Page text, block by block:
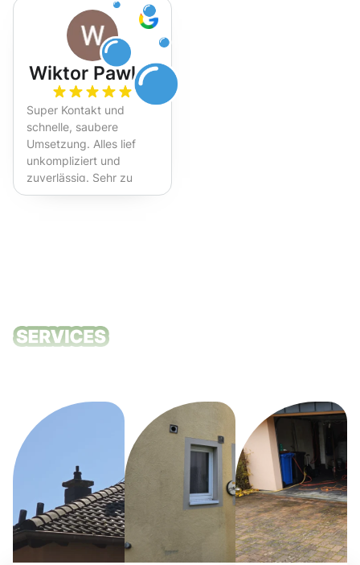
Wiktor Pawlak
Super Kontakt und
schnelle, saubere
Umsetzung. Alles lief
unkompliziert und
zuverlässig. Sehr zu
empfehlen!